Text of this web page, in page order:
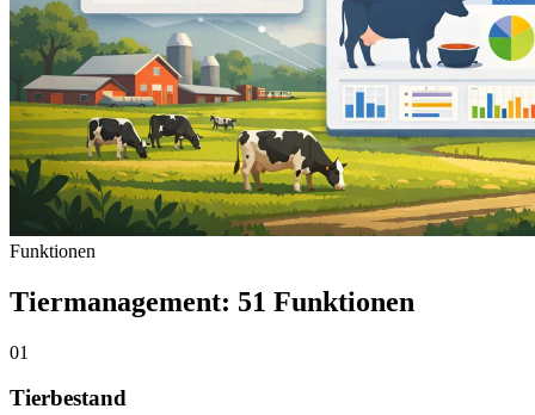
Funktionen
Tiermanagement: 51 Funktionen
01
Tierbestand